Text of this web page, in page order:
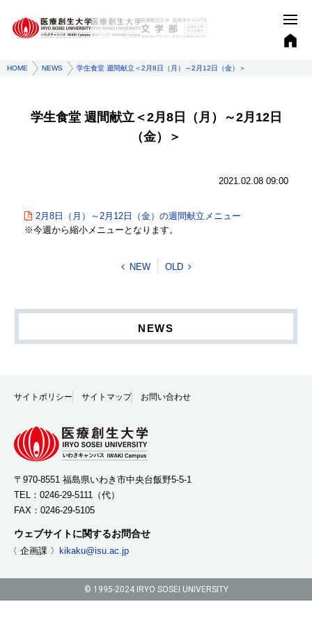
HOME NEWS 学生食堂 週間献立＜2月8日（月）～2月12日（金）＞
学生食堂 週間献立＜2月8日（月）～2月12日
（金）＞
2021.02.08 09:00
2月8日（月）～2月12日（金）の週間献立メニュー
※今週から縮小メニューとなります。
NEW OLD
NEWS
サイトポリシー サイトマップ お問い合わせ
〒970-8551 福島県いわき市中央台飯野5-5-1
TEL： 0246-29-5111 （代）
FAX：0246-29-5105
ウェブサイトに関するお問合せ
〈 企画課 〉 kikaku@isu.ac.jp
© 1995-2024 IRYO SOSEI UNIVERSITY